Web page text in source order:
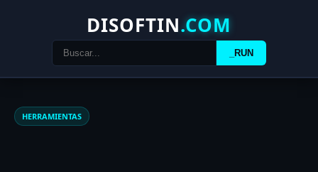
DISOFTIN.COM
_RUN
HERRAMIENTAS